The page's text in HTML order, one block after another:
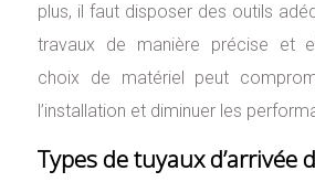
plus, il faut disposer des outils
travaux de manière précise et
choix de matériel peut
l’installation et diminuer les
Types de tuyaux d’arrivée